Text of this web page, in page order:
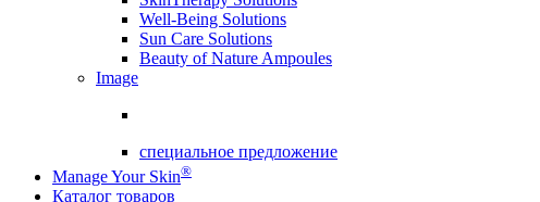
Well-Being Solutions
Sun Care Solutions
Beauty of Nature Ampoules
Image
специальное предложение
Manage Your Skin®
Каталог товаров